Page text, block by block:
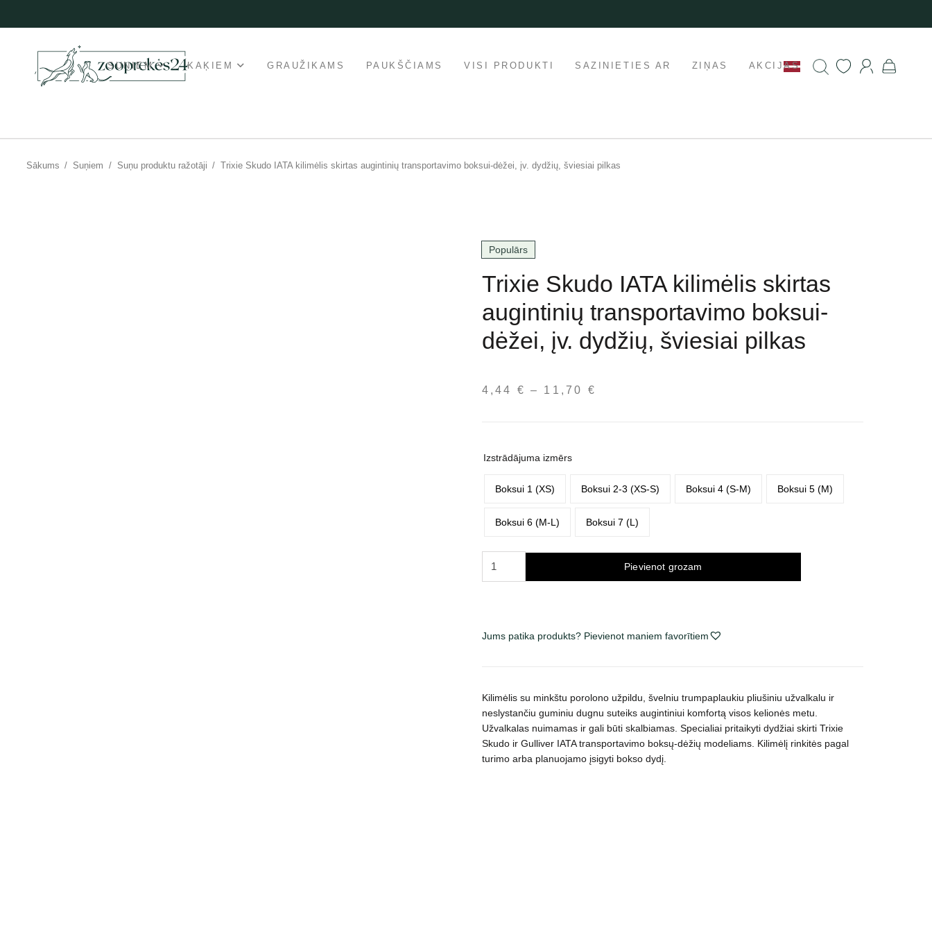
SUŅIEM KAĶIEM GRAUŽIKAMS PAUKŠČIAMS VISI PRODUKTI SAZINIETIES AR ZIŅAS AKCIJAS
Sākums / Suņiem / Suņu produktu ražotāji / Trixie Skudo IATA kilimėlis skirtas augintinių transportavimo boksui-dėžei, įv. dydžių, šviesiai pilkas
Populārs
Trixie Skudo IATA kilimėlis skirtas
augintinių transportavimo boksui-
dėžei, įv. dydžių, šviesiai pilkas
4,44 € – 11,70 €
Izstrādājuma izmērs
Boksui 1 (XS) Boksui 2-3 (XS-S) Boksui 4 (S-M) Boksui 5 (M)
Boksui 6 (M-L) Boksui 7 (L)
Trixie
augintinių
dėžei,
įv.
dydžių,
šviesiai
pilkas
Pievienot grozam
Jums patika produkts? Pievienot maniem favorītiem
Kilimėlis su minkštu porolono užpildu, švelniu trumpaplaukiu pliušiniu užvalkalu ir
neslystančiu guminiu dugnu suteiks augintiniui komfortą visos kelionės metu.
Užvalkalas nuimamas ir gali būti skalbiamas. Specialiai pritaikyti dydžiai skirti Trixie
Skudo ir Gulliver IATA transportavimo boksų-dėžių modeliams. Kilimėlį rinkitės pagal
turimo arba planuojamo įsigyti bokso dydį.